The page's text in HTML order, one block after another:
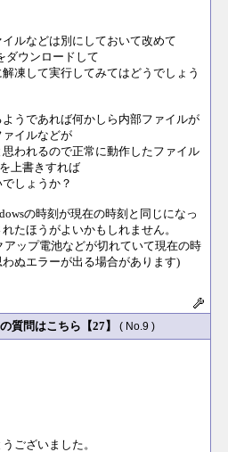
ルなどは別にしておいて改めて
ダウンロードして
凍して実行してみてはどうでしょう
うであれば何かしら内部ファイルが
イルなどが
われるので正常に動作したファイル
上書きすれば
しょうか？
の時刻が現在の時刻と同じになっ
たほうがよいかもしれません。
アップ電池などが切れていて現在の時
ぬエラーが出る場合があります)
質問はこちら【27】 ( No.9 )
ございました。